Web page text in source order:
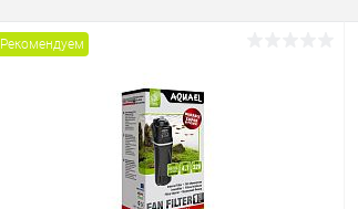
Рекомендуем